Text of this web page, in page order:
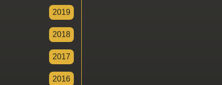
2019
2018
2017
2016